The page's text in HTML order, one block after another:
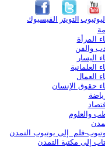
الفيسبوك التويتر
المرأة
والفن
اليسار
العلمانية
العمال
حقوق الإنسان
والعلوم
فلم إلى يوتيوب التمدن
إلى مكتبة التمدن